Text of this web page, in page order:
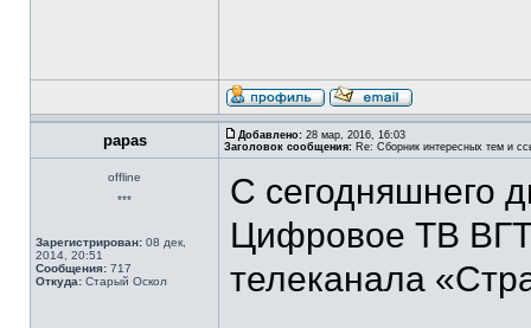
papas Добавлено: 28 мар, 2016, 16:03
Заголовок сообщения: Re: Сборник интересных тем и
offline
***
Зарегистрирован: 08 дек,
2014, 20:51
Сообщения: 717
Откуда: Старый Оскол
С сегодняшнего
Цифровое ТВ
телеканала